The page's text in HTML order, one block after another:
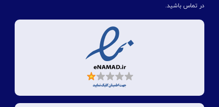
در تماس باشید.